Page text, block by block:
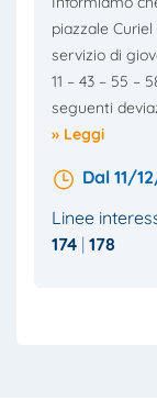
piazzale
servizio di
11 – 43 – 55 –
seguenti
» Leggi
Dal 11/
Linee
174 178